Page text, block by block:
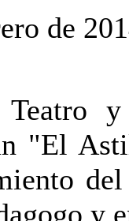
de
Teatro
"El
y